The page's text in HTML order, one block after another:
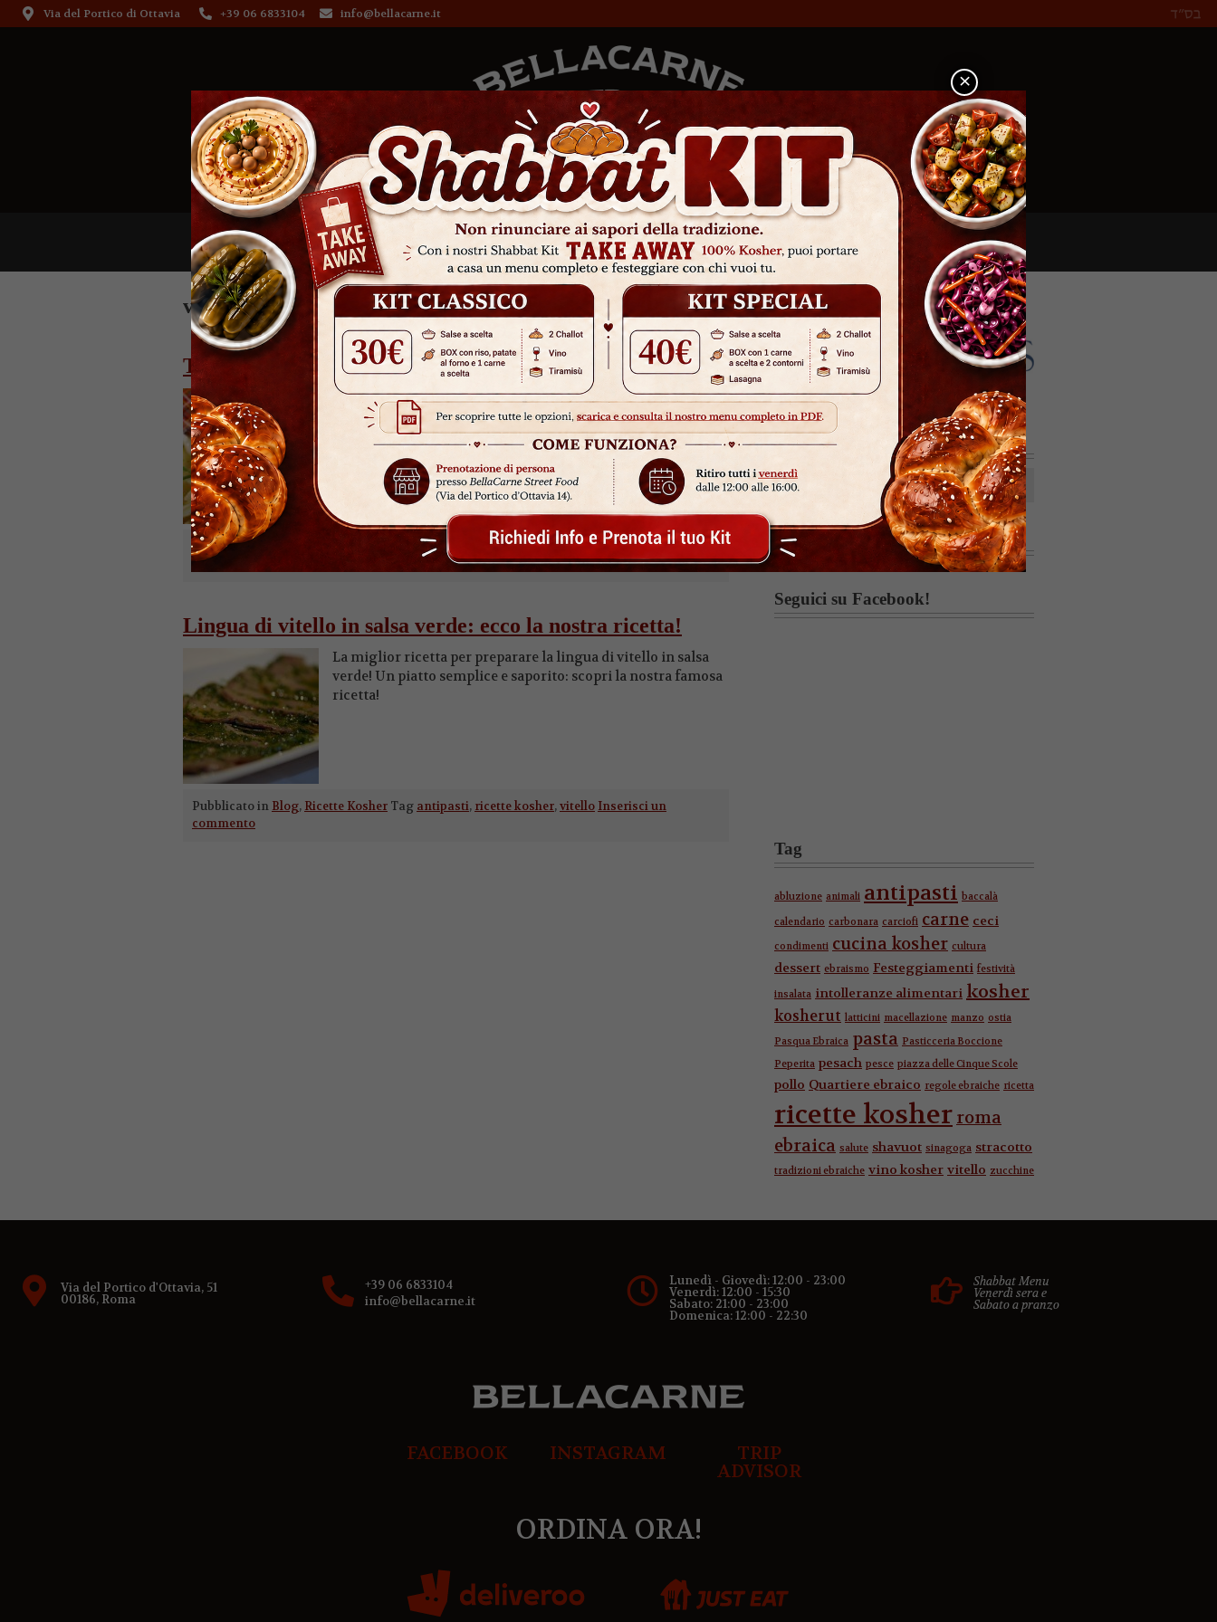
Via del Portico di Ottavia +39 06 6833104 info@bellacarne.it
Ristorante Cucina Kosher Shabbat Menu Blog Prenota Ora!
vitello
Testina di vitello: la ricetta per prepararla in insalata
Impariamo insieme a preparare la testina di vitello in
insalata, una ricetta semplice e leggera, ideale come piatto
Pubblicato in Ricette Kosher antipasti ricette kosher ,vitello Inserisci un
commento
Lingua di vitello in salsa verde: ecco la nostra ricetta!
La miglior ricetta per preparare la lingua di vitello in salsa
verde! Un piatto semplice e saporito: scopri la nostra famosa
ricetta!
Pubblicato in Blog, Ricette Kosher Tag antipasti, ricette kosher,vitello Inserisci un
commento
Jewish Guide recommended in Rome Marco
Misano
Cerca nel sito
Fai sapere che ti piace!
Seguici su Facebook!
Tag
abluzione animali antipasti baccalà
calendario carbonara carciofi carne ceci
condimenti cucina kosher cultura
dessert ebraismo Festeggiamenti festività
insalata intolleranze alimentari kosher
kosherut latticini macellazione manzo ostia
Pasqua Ebraica pasta Pasticceria Boccione
Peperita pesach pesce piazza delle Cinque Scole
pollo Quartiere ebraico regole ebraiche ricetta
ricette kosher roma
ebraica salute shavuot sinagoga stracotto
tradizioni ebraiche vino kosher vitello zucchine
Via del Portico d'Ottavia, 51
00186, Roma
+39 06 6833104
info@bellacarne.it​
Lunedì - Giovedì: 12:00 - 23:00
Venerdì: 12:00 - 15:30
Sabato: 21:00 - 23:00
Domenica: 12:00 - 22:30
Shabbat Menu
Venerdì sera e
Sabato a pranzo
FACEBOOK INSTAGRAM
TRIP
ADVISOR
ORDINA ORA!
×